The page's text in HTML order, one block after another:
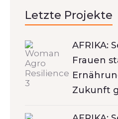
Letzte Projekte
AFRIKA:
Frauen
Zukunft